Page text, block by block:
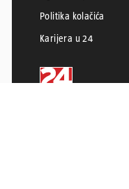
Politika kolačića
Karijera u 24